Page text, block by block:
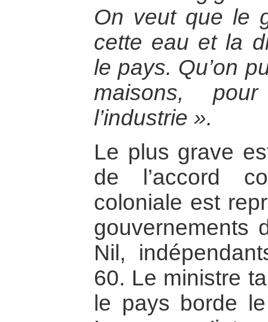
On veut que le
cette eau et la
le pays. Qu’on
maisons,
l’industrie ».
Le plus grave
de l’accord
coloniale est
gouvernements
Nil,
60. Le ministre
le pays borde